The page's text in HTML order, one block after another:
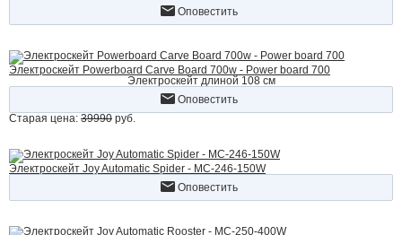
Оповестить
Электроскейт Powerboard Carve Board 700w - Power board 700
Электроскейт длиной 108 см
Оповестить
Старая цена: 39990 руб.
Электроскейт Joy Automatic Spider - MC-246-150W
Оповестить